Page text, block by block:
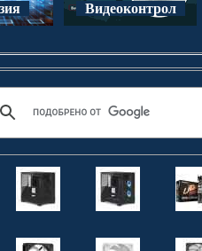
Видеоконтрол